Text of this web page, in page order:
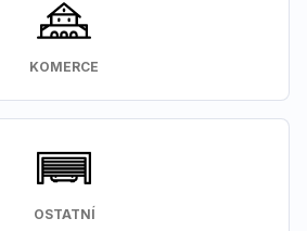
KOMERCE
OSTATNÍ